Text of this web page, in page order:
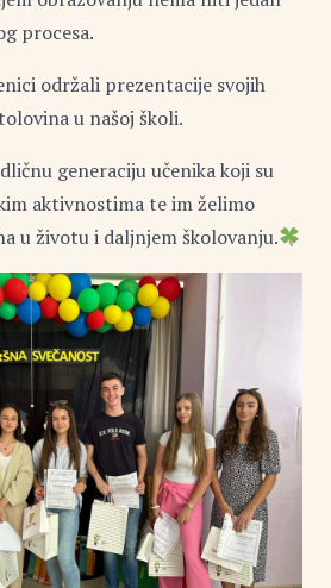
procesa.
održali prezentacije svojih
u našoj školi.
generaciju učenika koji su
aktivnostima te im želimo
u životu i daljnjem školovanju.